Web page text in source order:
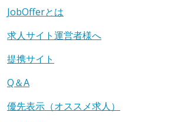
JobOfferとは
求人サイト運営者様へ
提携サイト
Q＆A
優先表示（オススメ求人）